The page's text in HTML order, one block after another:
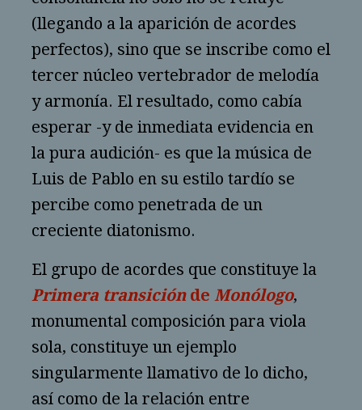
(llegando a la aparición de acordes
perfectos), sino que se inscribe como el
tercer núcleo vertebrador de melodía
y armonía. El resultado, como cabía
esperar -y de inmediata evidencia en
la pura audición- es que la música de
Luis de Pablo en su estilo tardío se
percibe como penetrada de un
creciente diatonismo.
El grupo de acordes que constituye la
Primera transiciónde Monólogo,
monumental composición para viola
sola, constituye un ejemplo
singularmente llamativo de lo dicho,
así como de la relación entre